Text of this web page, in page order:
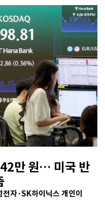
만 원… 미국 반
자·SK하이닉스 개인이